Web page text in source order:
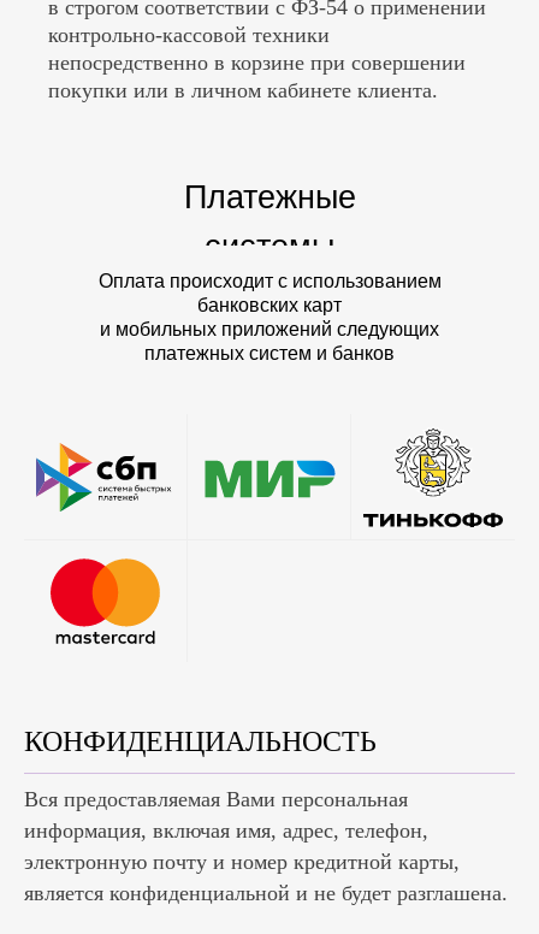
в строгом соответствии с ФЗ-54 о применении
контрольно-кассовой техники
непосредственно в корзине при совершении
покупки или в личном кабинете клиента.
Платежные
системы
Оплата происходит с использованием
банковских карт
и мобильных приложений следующих
платежных систем и банков
КОНФИДЕНЦИАЛЬНОСТЬ
Вся предоставляемая Вами персональная
информация, включая имя, адрес, телефон,
электронную почту и номер кредитной карты,
является конфиденциальной и не будет разглашена.